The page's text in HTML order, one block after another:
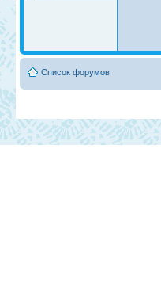
Список форумов